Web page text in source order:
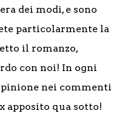
dei modi, e sono
particolarmente la
il romanzo,
con noi! In ogni
nei commenti
apposito qua sotto!